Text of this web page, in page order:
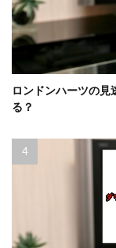
ロンドンハーツの見
る？